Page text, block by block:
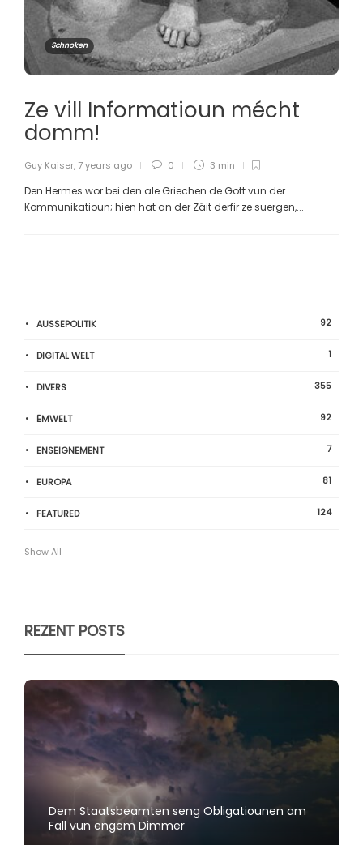
Schnoken
Ze vill Informatioun mécht
domm!
Guy Kaiser, 7 years ago 0 3 min
Den Hermes wor bei den ale Griechen de Gott vun der
Kommunikatioun; hien hat an der Zäit derfir ze suergen,...
AUSSEPOLITIK 92
DIGITAL WELT 1
DIVERS 355
ËMWELT 92
ENSEIGNEMENT 7
EUROPA 81
FEATURED 124
Show All
REZENT POSTS
Dem Staatsbeamten seng Obligatiounen am
Fall vun engem Dimmer